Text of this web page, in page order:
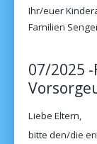
Ihr/euer
Familien
07/2025
Liebe Eltern,
bitte den/die